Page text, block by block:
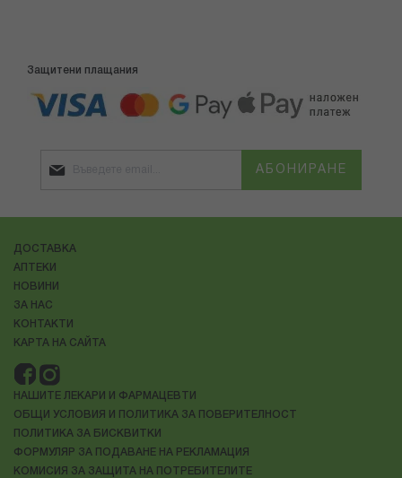
Защитени плащания
АБОНИРАНЕ
ДОСТАВКА
АПТЕКИ
НОВИНИ
ЗА НАС
КОНТАКТИ
КАРТА НА САЙТА
НАШИТЕ ЛЕКАРИ И ФАРМАЦЕВТИ
ОБЩИ УСЛОВИЯ И ПОЛИТИКА ЗА ПОВЕРИТЕЛНОСТ
ПОЛИТИКА ЗА БИСКВИТКИ
ФОРМУЛЯР ЗА ПОДАВАНЕ НА РЕКЛАМАЦИЯ
КОМИСИЯ ЗА ЗАЩИТА НА ПОТРЕБИТЕЛИТЕ